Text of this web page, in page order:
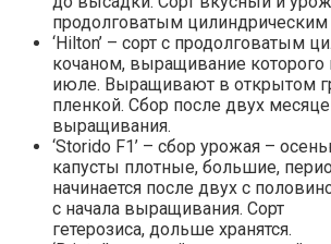
продолговатым цилиндрическим
‘Hilton’ – сорт с продолговатым
кочаном, выращивание которого
июле. Выращивают в открытом
пленкой. Сбор после двух
выращивания.
‘Storido F1’ – сбор урожая –
капусты плотные, большие,
начинается после двух с
с начала выращивания. Сорт
гетерозиса, дольше хранятся.